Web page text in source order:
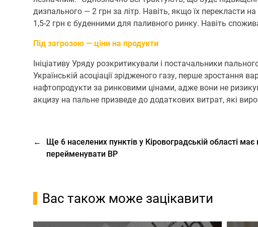
дизпального — 2 грн за літр. Навіть, якщо їх перекласти
1,5-2 грн є буденними для паливного ринку. Навіть
Під загрозою — ціни на продукти
Ініціативу Уряду розкритикували і постачальники
Українській асоціації зрідженого газу, перше зростання
нафтопродукти за ринковими цінами, адже вони не
акцизу на пальне призведе до додаткових витрат, які
←
Ще 6 населених пунктів у Кіровоградській області має
перейменувати ВР
Вас також може зацікавити